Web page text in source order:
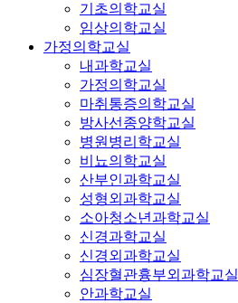
기초의학교실
임상의학교실
가정의학교실
내과학교실
가정의학교실
마취통증의학교실
방사선종양학교실
병원병리학교실
비뇨의학교실
산부인과학교실
성형외과학교실
소아청소년과학교실
신경과학교실
신경외과학교실
심장혈관흉부외과학교실
안과학교실